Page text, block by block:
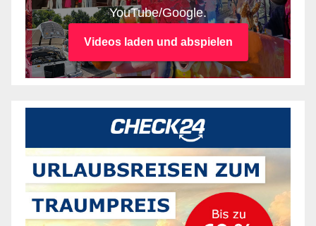
YouTube/Google.
Videos laden und abspielen